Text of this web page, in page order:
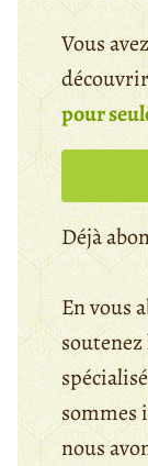
Vous
pour
Déjà
En vous
sommes
nous